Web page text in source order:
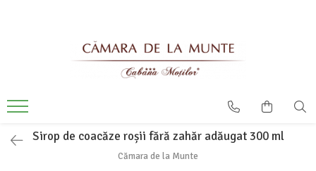
Sirop de coacăze roșii fără zahăr adăugat 300 ml
Cămara de la Munte